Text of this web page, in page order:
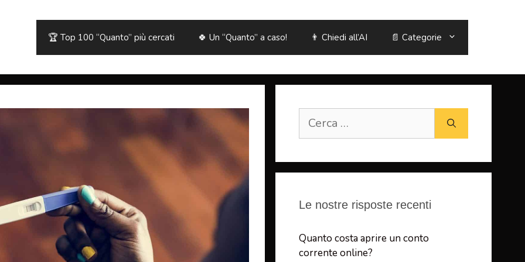
🏆 Top 100 “Quanto” più cercati 🍀 Un “Quanto” a caso! 👨 Chiedi all’AI 📄 Categorie
per:
Le nostre risposte recenti
Quanto costa aprire un conto
corrente online?